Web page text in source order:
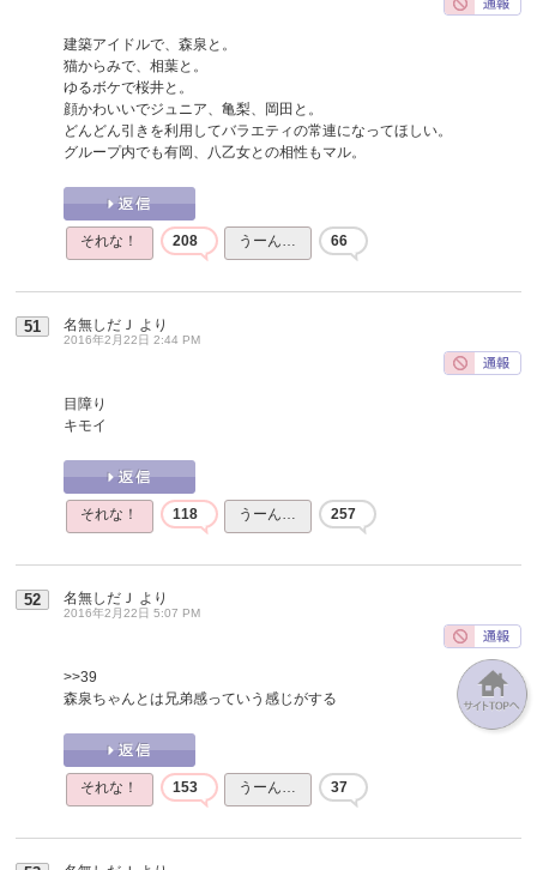
建築アイドルで、森泉と。
猫からみで、相葉と。
ゆるボケで桜井と。
顔かわいいでジュニア、亀梨、岡田と。
どんどん引きを利用してバラエティの常連になってほしい。
グループ内でも有岡、八乙女との相性もマル。
それな！ 208 うーん… 66
51 名無しだＪ より
2016年2月22日 2:44 PM
目障り
キモイ
それな！ 118 うーん… 257
52 名無しだＪ より
2016年2月22日 5:07 PM
>>39
森泉ちゃんとは兄弟感っていう感じがする
それな！ 153 うーん… 37